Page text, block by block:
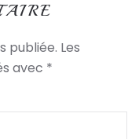
publiée. Les
avec *